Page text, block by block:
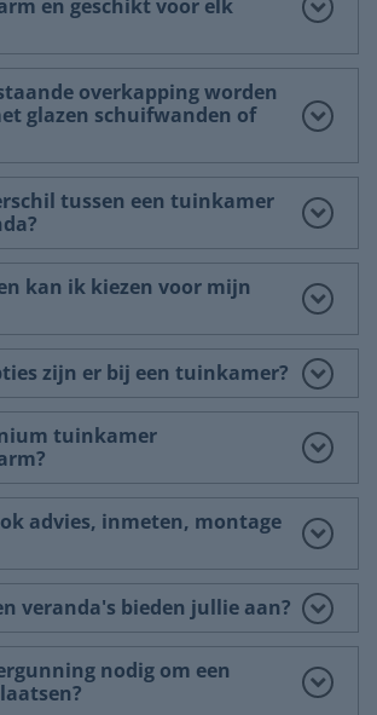
en geschikt voor elk
overkapping worden
glazen schuifwanden of
tussen een tuinkamer
kan ik kiezen voor mijn
zijn er bij een tuinkamer?
tuinkamer
advies, inmeten, montage
veranda's bieden jullie aan?
nodig om een